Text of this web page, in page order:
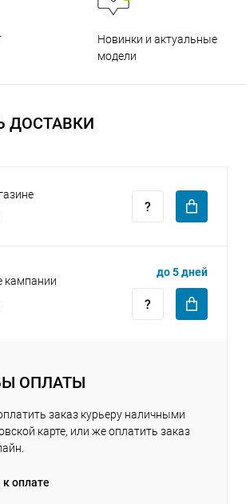
Новинки и актуальные
модели
ДОСТАВКИ
кампании
до 5 дней
ОПЛАТЫ
заказ курьеру наличными
карте, или же оплатить заказ
оплате